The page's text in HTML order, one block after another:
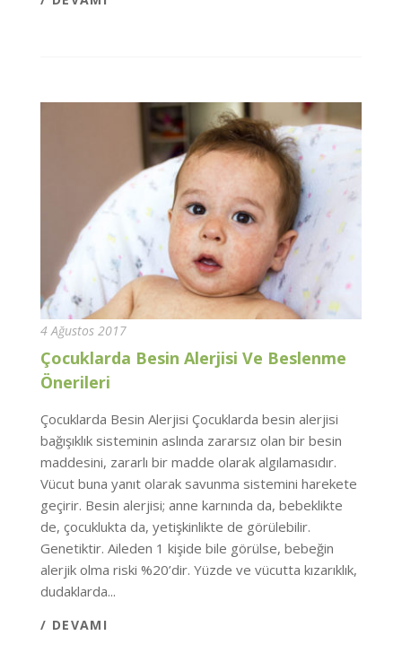
4 Ağustos 2017
Çocuklarda Besin Alerjisi Ve Beslenme
Önerileri
Çocuklarda Besin Alerjisi Çocuklarda besin alerjisi
bağışıklık sisteminin aslında zararsız olan bir besin
maddesini, zararlı bir madde olarak algılamasıdır.
Vücut buna yanıt olarak savunma sistemini harekete
geçirir. Besin alerjisi; anne karnında da, bebeklikte
de, çocuklukta da, yetişkinlikte de görülebilir.
Genetiktir. Aileden 1 kişide bile görülse, bebeğin
alerjik olma riski %20’dir. Yüzde ve vücutta kızarıklık,
dudaklarda...
/ DEVAMI